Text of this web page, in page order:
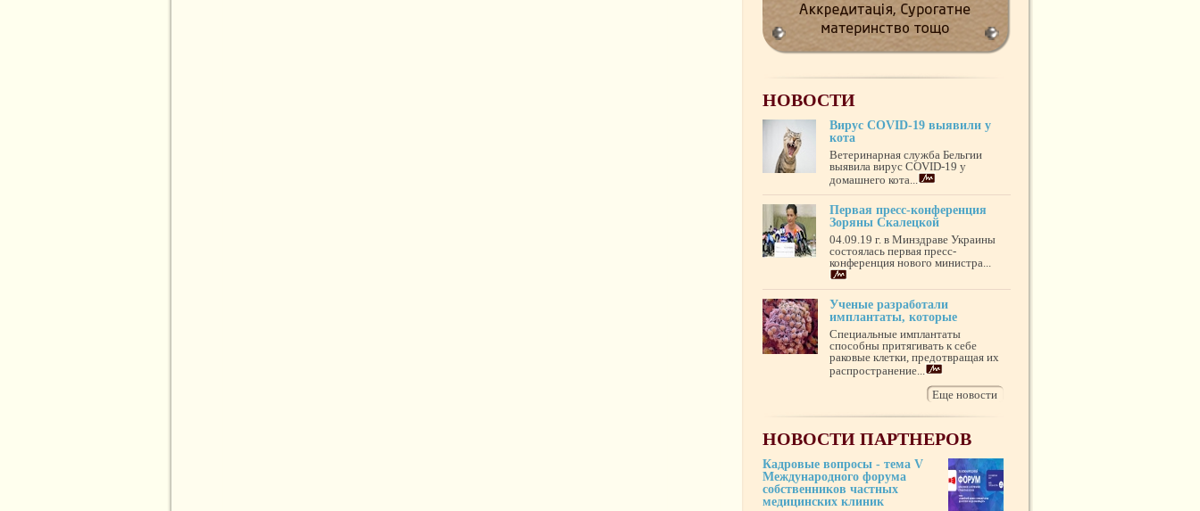
НОВОСТИ
Вирус COVID-19 выявили у
кота
Ветеринарная служба Бельгии
выявила вирус COVID-19 у
домашнего кота...
Первая пресс-конференция
Зоряны Скалецкой
04.09.19 г. в Минздраве Украины
состоялась первая пресс-
конференция нового министра...
Ученые разработали
имплантаты, которые
Специальные имплантаты
способны притягивать к себе
раковые клетки, предотвращая их
распространение...
Еще новости
НОВОСТИ ПАРТНЕРОВ
Кадровые вопросы - тема V
Международного форума
собственников частных
медицинских клиник